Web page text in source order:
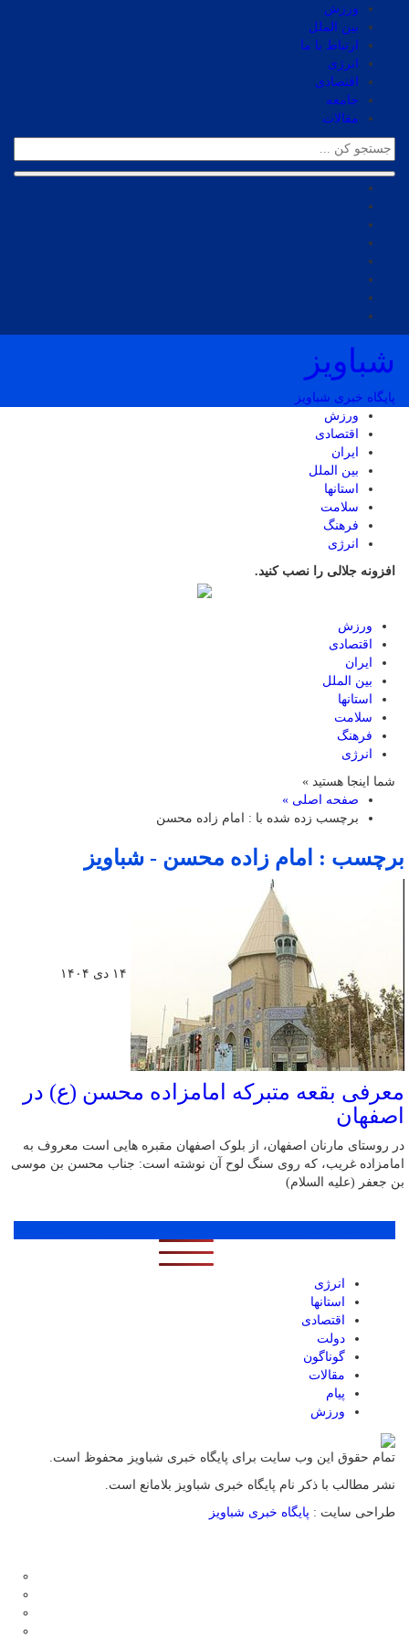
ورزش
بین الملل
ارتباط با ما
انرژی
اقتصادی
جامعه
مقالات
شباویز
پایگاه خبری شباویز
ورزش
اقتصادی
ایران
بین الملل
استانها
سلامت
فرهنگ
انرژی
افزونه جلالی را نصب کنید.
ورزش
اقتصادی
ایران
بین الملل
استانها
سلامت
فرهنگ
انرژی
شما اینجا هستید »
صفحه اصلی »
برچسب زده شده با : امام زاده محسن
برچسب : امام زاده محسن - شباویز
۱۴ دی ۱۴۰۴
معرفی بقعه متبرکه امامزاده محسن (ع) در
اصفهان
در روستای مارنان اصفهان، از بلوک اصفهان مقبره ه‏ایى است معروف به
امامزاده غریب، که روى سنگ لوح آن نوشته است: جناب محسن بن موسى
بن جعفر (علیه السلام)
انرژی
استانها
اقتصادی
دولت
گوناگون
مقالات
پیام
ورزش
تمام حقوق این وب سایت برای پایگاه خبری شباویز محفوظ است.
نشر مطالب با ذکر نام پایگاه خبری شباویز بلامانع است.
طراحی سایت : پایگاه خبری شباویز